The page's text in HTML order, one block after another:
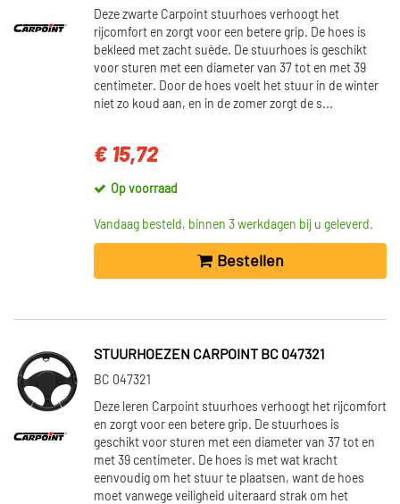
Deze zwarte Carpoint stuurhoes verhoogt het
rijcomfort en zorgt voor een betere grip. De hoes is
bekleed met zacht suède. De stuurhoes is geschikt
voor sturen met een diameter van 37 tot en met 39
centimeter. Door de hoes voelt het stuur in de winter
niet zo koud aan, en in de zomer zorgt de s...
€ 15,72
Op voorraad
Vandaag besteld, binnen 3 werkdagen bij u geleverd.
Bestellen
STUURHOEZEN CARPOINT BC 047321
BC 047321
Deze leren Carpoint stuurhoes verhoogt het rijcomfort
en zorgt voor een betere grip. De stuurhoes is
geschikt voor sturen met een diameter van 37 tot en
met 39 centimeter. De hoes is met wat kracht
eenvoudig om het stuur te plaatsen, want de hoes
moet vanwege veiligheid uiteraard strak om het